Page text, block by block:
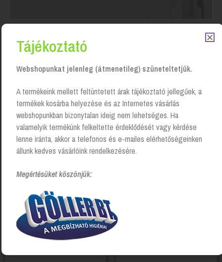
Aktuális ajánlataink
folyamatosan elérhetőek a Göller Bt. tisztítószer
és takarítóeszköz webáruházában
Tájékoztató
Webshopunkat jelenleg (átmenetileg) szüneteltetjük.
A termékeink mellett feltüntetett árak tájékoztató jellegűek, a
termékek kosárba helyezése és az Internetes vásárlás
webshopunkban bizonytalan ideig nem lehetséges. Ha
valamelyik termékünk felkeltette érdeklődését vagy kérdése
lenne iránta, akkor a telefonos és e-mailes elérhetőségeinken
állunk kedves vásárlóink rendelkezésére.
Megértésüket köszönjük: